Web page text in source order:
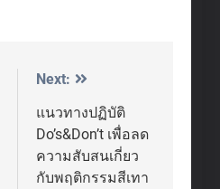
Next:
แนวทางปฏิบัติ
Do’s&Don’t เพื่อลด
ความสับสนเกี่ยว
กับพฤติกรรมสีเทา